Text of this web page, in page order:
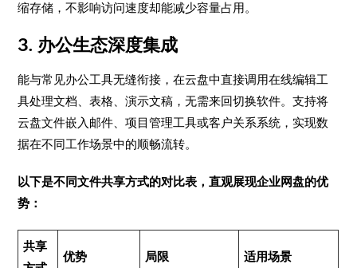
缩存储，不影响访问速度却能减少容量占用。
3. 办公生态深度集成
能与常见办公工具无缝衔接，在云盘中直接调用在线编辑工
具处理文档、表格、演示文稿，无需来回切换软件。支持将
云盘文件嵌入邮件、项目管理工具或客户关系系统，实现数
据在不同工作场景中的顺畅流转。
以下是不同文件共享方式的对比表，直观展现企业网盘的优
势：
共享
优势 局限 适用场景